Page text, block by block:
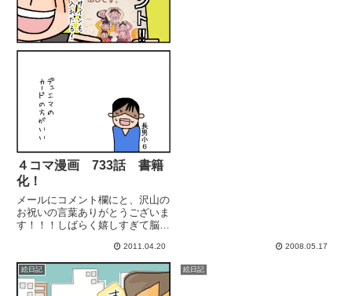
４コマ漫画 733話 書籍
化！
メールにコメント欄にと、沢山の
お祝いの言葉ありがとうございま
す！！！しばらく嬉しすぎて脳内
い(*'∀'*)楽天 → 奇遇ですね、う
ちもそんな感じです。/ マツ キヨ
コ 角川書店HP → 奇遇ですね、
うちもそんな...
2011.04.20 2008.05.17
絵日記 絵日記